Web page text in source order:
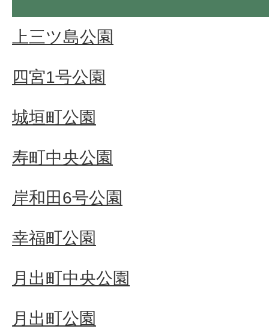
上三ツ島公園
四宮1号公園
城垣町公園
寿町中央公園
岸和田6号公園
幸福町公園
月出町中央公園
月出町公園